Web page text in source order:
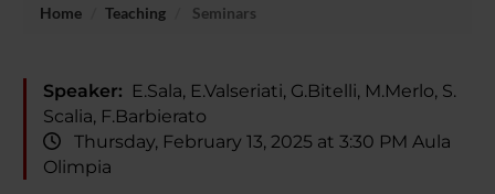
Home Teaching Seminars
Speaker: E.Sala, E.Valseriati, G.Bitelli, M.Merlo, S.
Scalia, F.Barbierato
Thursday, February 13, 2025 at 3:30 PM Aula
Olimpia